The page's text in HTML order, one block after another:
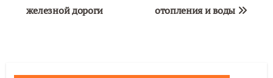
железной дороги
отопления и воды